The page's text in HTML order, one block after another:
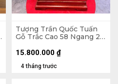
Tượng Trần Quốc Tuấn
Gỗ Trắc Cao 58 Ngang 28
63 - Cả Kỷ Cao 71 (cm)
4 tháng trước
15.800.000 ₫